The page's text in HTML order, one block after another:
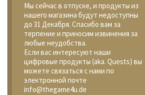
Мы сейчас в отпуске, и продукты из
нашего магазина будут недоступны
до 31 Декабря. Спасибо вам за
терпение и приносим извинения за
любые неудобства.
Если вас интересуют наши
цифровые продукты (aka. Quests) вы
можете связаться с нами по
электронной почте
info@thegame4u.de